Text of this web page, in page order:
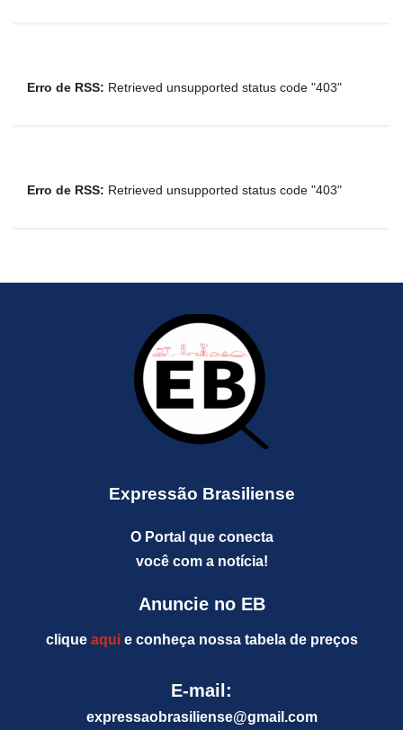
Erro de RSS: Retrieved unsupported status code "403"
Erro de RSS: Retrieved unsupported status code "403"
Expressão Brasiliense
O Portal que conecta
você com a notícia!
Anuncie no EB
clique aquie conheça nossa tabela de preços
E-mail:
expressaobrasiliense@gmail.com